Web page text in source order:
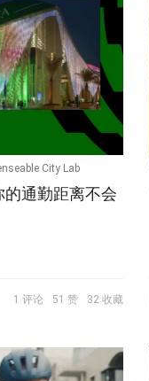
City Lab
通勤距离不会
1 评论 51 赞 32 收藏